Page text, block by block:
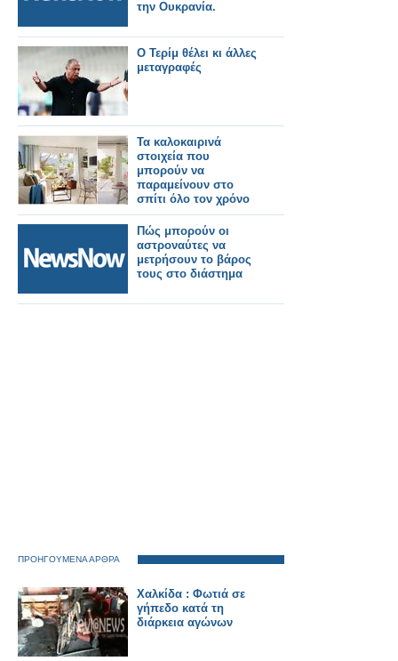
την Ουκρανία.
Ο Τερίμ θέλει κι άλλες
μεταγραφές
Τα καλοκαιρινά
στοιχεία που
μπορούν να
παραμείνουν στο
σπίτι όλο τον χρόνο
Πώς μπορούν οι
αστροναύτες να
μετρήσουν το βάρος
τους στο διάστημα
ΠΡΟΗΓΟΥΜΕΝΑ ΑΡΘΡΑ
Χαλκίδα : Φωτιά σε
γήπεδο κατά τη
διάρκεια αγώνων